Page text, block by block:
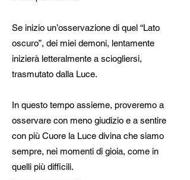
Se inizio un’osservazione di quel “Lato
oscuro”, dei miei demoni, lentamente
inizierà letteralmente a sciogliersi,
trasmutato dalla Luce.
In questo tempo assieme, proveremo a
osservare con meno giudizio e a sentire
con più Cuore la Luce divina che siamo
sempre, nei momenti di gioia, come in
quelli più difficili.